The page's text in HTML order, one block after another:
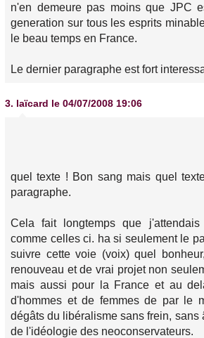
n'en demeure pas moins que JPC
generation sur tous les esprits
le beau temps en France.
Le dernier paragraphe est fort
3. laïcard le 04/07/2008 19:06
quel texte ! Bon sang mais quel
paragraphe.
Cela fait longtemps que
comme celles ci. ha si seulement le
suivre cette voie (voix) quel
renouveau et de vrai projet non
mais aussi pour la France et au
d'hommes et de femmes de par le
dégâts du libéralisme sans frein, sans
de l'idéologie des neoconservateurs.